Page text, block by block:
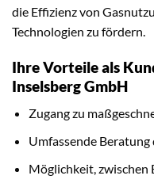
die Effizienz von
Technologien zu fördern.
Ihre Vorteile als
Inselsberg GmbH
Zugang zu
Umfassende
Möglichkeit, zwischen